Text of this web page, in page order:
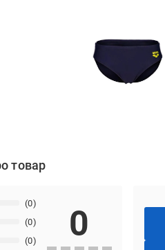
товар
(0)
(0)
(0)
0